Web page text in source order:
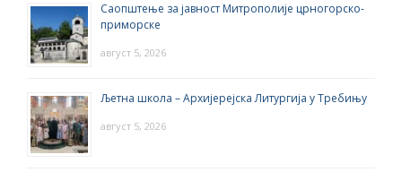
Саопштење за јавност Митрополије црногорско-
приморске
август 5, 2026
Љетна школа – Архијерејска Литургија у Требињу
август 5, 2026